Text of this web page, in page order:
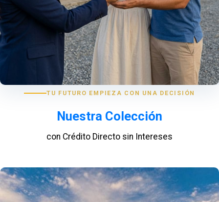
TU FUTURO EMPIEZA CON UNA DECISIÓN
Nuestra Colección
con Crédito Directo sin Intereses